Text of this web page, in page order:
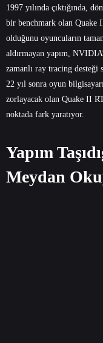
1997 yılında çıktığında,
bir benchmark olan Quake
olduğunu oyuncuların
aldırmayan yapım,
zamanlı ray tracing desteği
22 yıl sonra oyun
zorlayacak olan Quake II
noktada fark yaratıyor.
Yapım
Meydan